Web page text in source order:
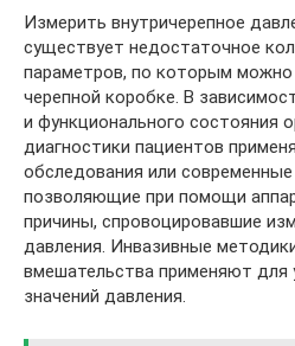
Измерить внутричерепное
существует недостаточное
параметров, по которым можно
черепной коробке. В
и функционального состояния
диагностики пациентов
обследования или
позволяющие при помощи
причины, спровоцировавшие
давления. Инвазивные
вмешательства применяют для
значений давления.